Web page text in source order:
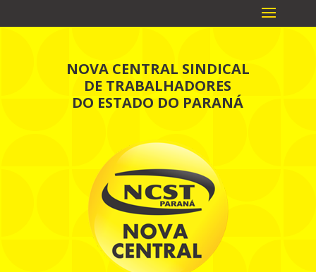
NOVA CENTRAL SINDICAL
DE TRABALHADORES
DO ESTADO DO PARANÁ